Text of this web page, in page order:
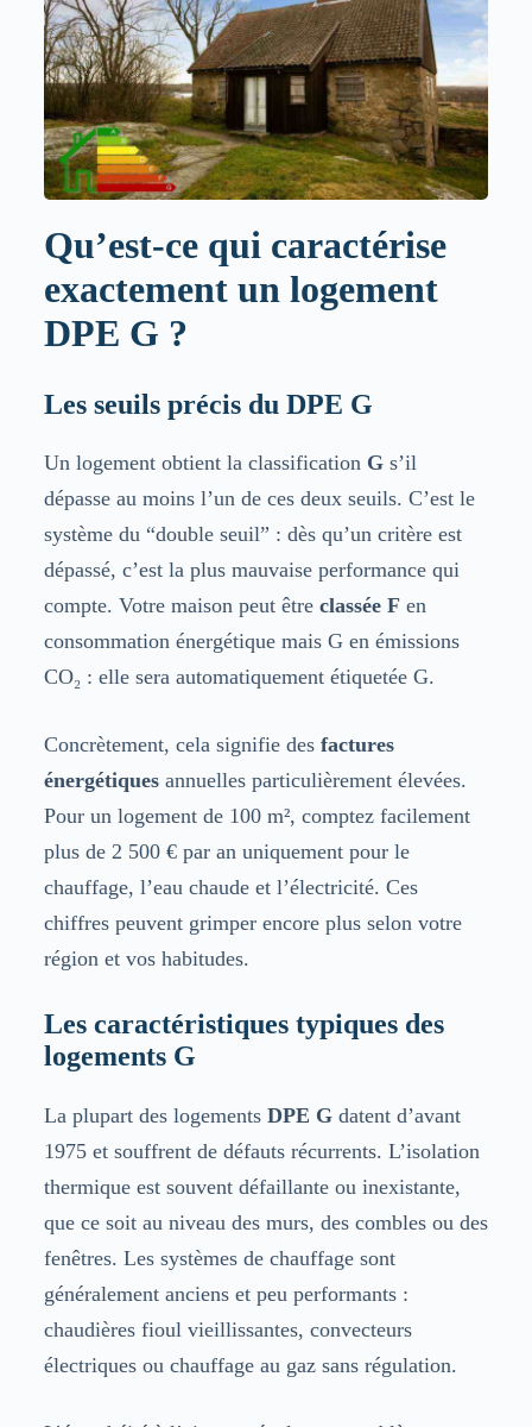
Qu’est-ce qui caractérise
exactement un logement
DPE G ?
Les seuils précis du DPE G
Un logement obtient la classification Gs’il
dépasse au moins l’un de ces deux seuils. C’est le
système du “double seuil” : dès qu’un critère est
dépassé, c’est la plus mauvaise performance qui
compte. Votre maison peut être classée Fen
consommation énergétique mais G en émissions
CO₂ : elle sera automatiquement étiquetée G.
Concrètement, cela signifie des factures
énergétiquesannuelles particulièrement élevées.
Pour un logement de 100 m², comptez facilement
plus de 2 500 € par an uniquement pour le
chauffage, l’eau chaude et l’électricité. Ces
chiffres peuvent grimper encore plus selon votre
région et vos habitudes.
Les caractéristiques typiques des
logements G
La plupart des logements DPE Gdatent d’avant
1975 et souffrent de défauts récurrents. L’isolation
thermique est souvent défaillante ou inexistante,
que ce soit au niveau des murs, des combles ou des
fenêtres. Les systèmes de chauffage sont
généralement anciens et peu performants :
chaudières fioul vieillissantes, convecteurs
électriques ou chauffage au gaz sans régulation.